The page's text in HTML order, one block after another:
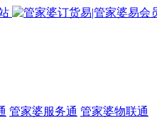
管家婆服务通 管家婆物联通